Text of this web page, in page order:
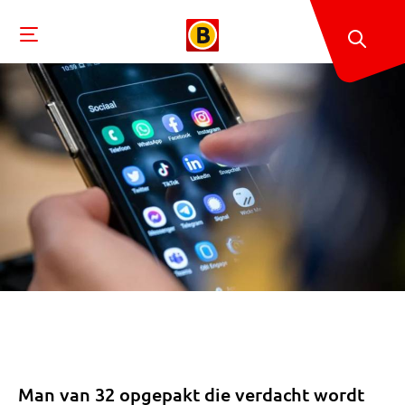
Man van 32 opgepakt die verdacht wordt